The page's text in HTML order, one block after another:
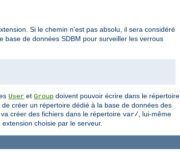
Si le chemin n'est pas absolu, il sera considéré
base de données SDBM pour surveiller les verrous
User et Group doivent pouvoir écrire dans le répertoire
créer un répertoire dédié à la base de données des
créer des fichiers dans le répertoire var/ , lui-même
extension choisie par le serveur.